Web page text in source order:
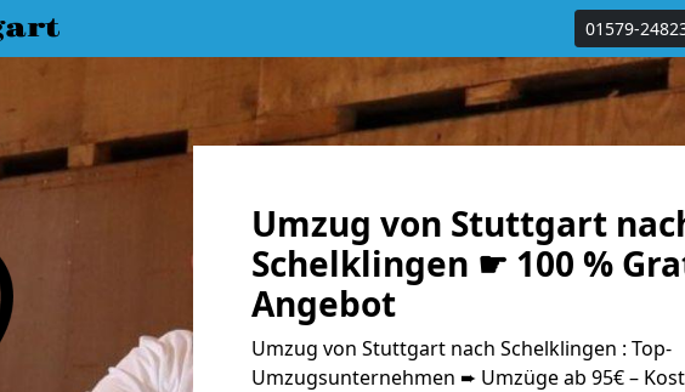
01579-
Umzug von Stuttgart
Schelklingen ☛ 100 %
Angebot
Umzug von Stuttgart nach Schelklingen : Top-
Umzugsunternehmen ➨ Umzüge ab 95€ –